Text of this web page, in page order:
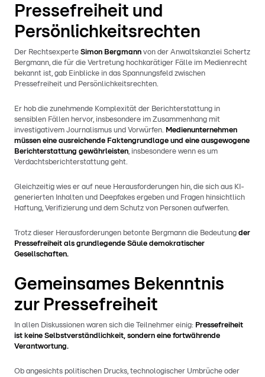
Pressefreiheit und
Persönlichkeitsrechten
Der Rechtsexperte Simon Bergmann von der Anwaltskanzlei Schertz
Bergmann, die für die Vertretung hochkarätiger Fälle im Medienrecht
bekannt ist, gab Einblicke in das Spannungsfeld zwischen
Pressefreiheit und Persönlichkeitsrechten.
Er hob die zunehmende Komplexität der Berichterstattung in
sensiblen Fällen hervor, insbesondere im Zusammenhang mit
investigativem Journalismus und Vorwürfen. Medienunternehmen
müssen eine ausreichende Faktengrundlage und eine ausgewogene
Berichterstattung gewährleisten, insbesondere wenn es um
Verdachtsberichterstattung geht.
Gleichzeitig wies er auf neue Herausforderungen hin, die sich aus KI-
generierten Inhalten und Deepfakes ergeben und Fragen hinsichtlich
Haftung, Verifizierung und dem Schutz von Personen aufwerfen.
Trotz dieser Herausforderungen betonte Bergmann die Bedeutung der
Pressefreiheit als grundlegende Säule demokratischer
Gesellschaften.
Gemeinsames Bekenntnis
zur Pressefreiheit
In allen Diskussionen waren sich die Teilnehmer einig: Pressefreiheit
ist keine Selbstverständlichkeit, sondern eine fortwährende
Verantwortung.
Ob angesichts politischen Drucks, technologischer Umbrüche oder